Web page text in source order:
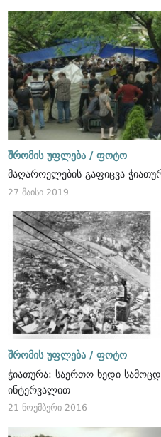
შრომის უფლება / ფოტო
მაღაროელების გაფიცვა
27 მაისი 2019
შრომის უფლება / ფოტო
ჭიათურა: საერთო ხედი
ინტერვალით
21 ნოემბერი 2016